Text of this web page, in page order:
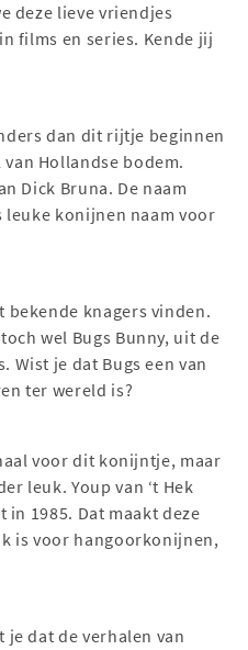
deze lieve vriendjes
films en series. Kende jij
dan dit rijtje beginnen
Hollandse bodem.
Dick Bruna. De naam
konijnen naam voor
bekende knagers vinden.
wel Bugs Bunny, uit de
Wist je dat Bugs een van
ter wereld is?
voor dit konijntje, maar
leuk. Youp van ‘t Hek
1985. Dat maakt deze
is voor hangoorkonijnen,
je dat de verhalen van